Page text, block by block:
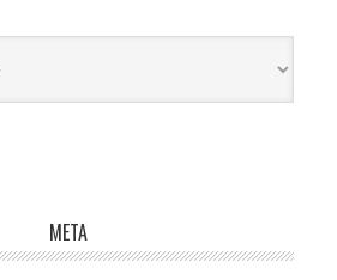
META